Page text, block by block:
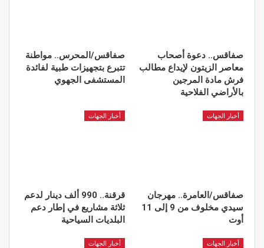
صفاقس.. دعوة أصحاب
معاصر الزيتون لإيداع مطالب
فرش مادة المرجين
بالأراضي الفلاحية
صفاقس/المحرس.. مواطنة
تتبرع بتجهيزات طبية لفائدة
المستشفى الجهوي
أخبار الجهات
صفاقس/العامرة.. مهرجان
سيدي مخلوف من 9 إلى 11
أوت
أخبار الجهات
قرقنة.. 990 ألف دينار لدعم
ثلاثة مشاريع في إطار دعم
البلديات السياحية
أخبار الجهات أخبار الجهات